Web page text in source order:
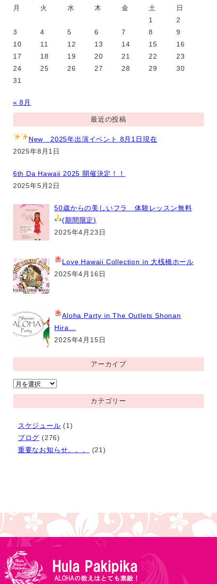
月
火 水 木 金 土
日
1
2
3
4 5 6 7 8
9
10
11 12 13 14 15
16
17
18 19 20 21 22
23
24
25 26 27 28 29
30
31
« 8月
最近の投稿
New 2025年出演イベント 8月1日現在
2025年8月1日
6th Da Hawaii 2025 開催決定！！
2025年5月2日
50歳からの美しいフラ 体験レッスン無料
(期間限定)
2025年4月23日
Love Hawaii Collection in 大桟橋ホール
2025年4月16日
Aloha Party in The Outlets Shonan
Hira…
2025年4月15日
アーカイブ
ア
ー
カ
カテゴリー
スケジュール (1)
ブログ (276)
重要なお知らせ。。。
(21)